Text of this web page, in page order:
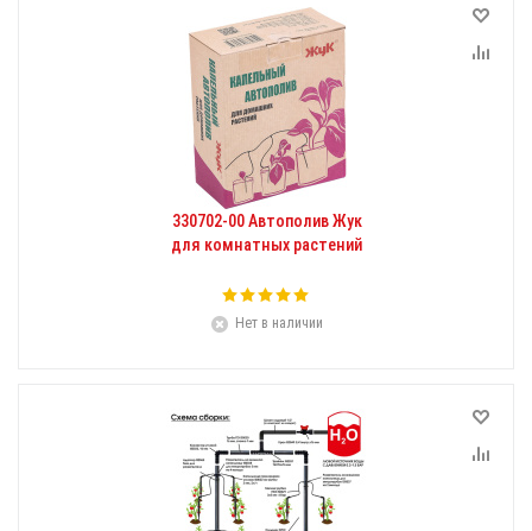
330702-00 Автополив Жук
для комнатных растений
Нет в наличии